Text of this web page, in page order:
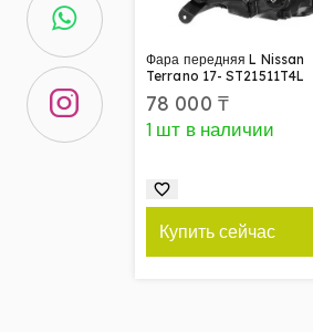
Фара передняя L Nissan
Terrano 17- ST21511T4L
78 000 ₸
1 шт в наличии
Купить сейчас